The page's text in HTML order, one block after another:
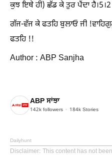
ਕੁਝ ਇਥੇ ਹੀ) ਛੱਡ ਕੇ ਤੁਰ ਪੈਂਦਾ
ਗੱਜ-ਵੱਜ ਕੇ ਫਤਹਿ ਬੁਲਾਓ ਜੀ
ਫਤਹਿ !!
Author : ABP Sanjha
ABP ਸਾਂਝਾ
142k followers 184k Stories
Dailyhunt
Disclaimer: This content has not